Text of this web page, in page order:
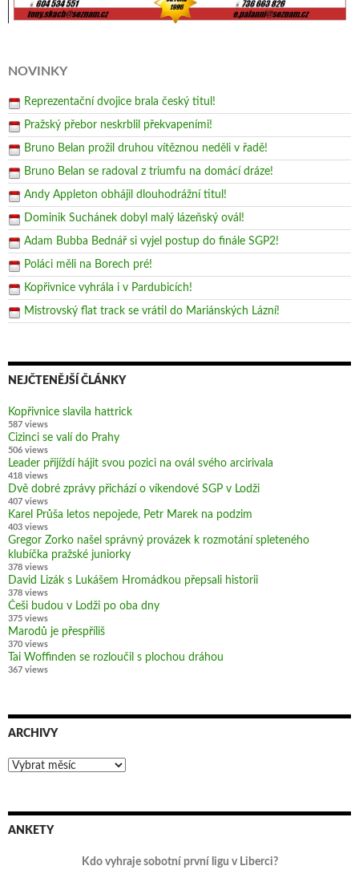
NOVINKY
Reprezentační dvojice brala český titul!
Pražský přebor neskrblil překvapeními!
Bruno Belan prožil druhou vítěznou neděli v řadě!
Bruno Belan se radoval z triumfu na domácí dráze!
Andy Appleton obhájil dlouhodrážní titul!
Dominik Suchánek dobyl malý lázeňský ovál!
Adam Bubba Bednář si vyjel postup do finále SGP2!
Poláci měli na Borech pré!
Kopřivnice vyhrála i v Pardubicích!
Mistrovský flat track se vrátil do Mariánských Lázní!
NEJČTENĚJŠÍ ČLÁNKY
Kopřivnice slavila hattrick
587 views
Cizinci se valí do Prahy
506 views
Leader přijíždí hájit svou pozici na ovál svého arcirivala
418 views
Dvě dobré zprávy přichází o víkendové SGP v Lodži
407 views
Karel Průša letos nepojede, Petr Marek na podzim
403 views
Gregor Zorko našel správný provázek k rozmotání spleteného
klubíčka pražské juniorky
378 views
David Lizák s Lukášem Hromádkou přepsali historii
378 views
Češi budou v Lodži po oba dny
375 views
Marodů je přespříliš
370 views
Tai Woffinden se rozloučil s plochou dráhou
367 views
ARCHIVY
Archivy
ANKETY
Kdo vyhraje sobotní první ligu v Liberci?